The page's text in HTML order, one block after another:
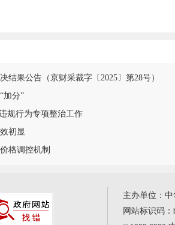
结果公告（京财采裁字〔2025〕第28号）
加分”
规行为专项整治工作
初显
格调控机制
主办单位：
网站标识码：